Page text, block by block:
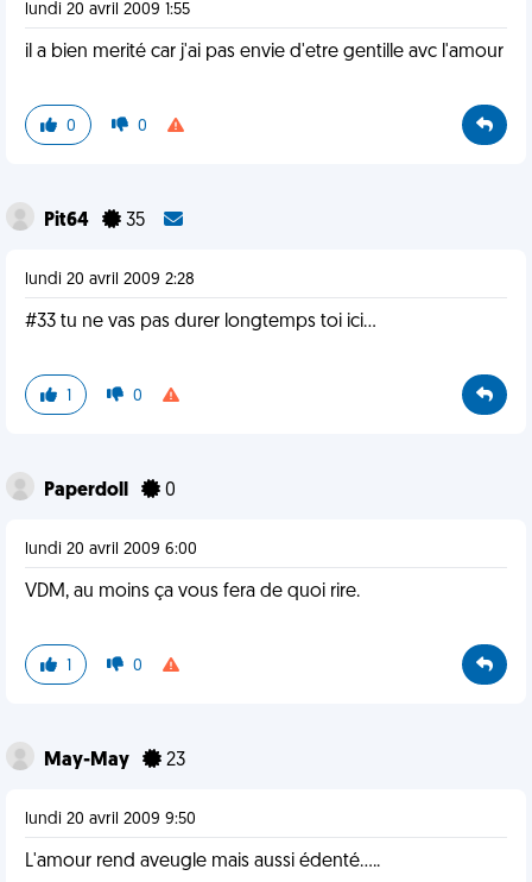
lundi 20 avril 2009 1:55
il a bien merité car j'ai pas envie d'etre gentille avc l'amour
0 0
Pit64 35
lundi 20 avril 2009 2:28
#33 tu ne vas pas durer longtemps toi ici...
1 0
Paperdoll 0
lundi 20 avril 2009 6:00
VDM, au moins ça vous fera de quoi rire.
1 0
May-May 23
lundi 20 avril 2009 9:50
L'amour rend aveugle mais aussi édenté.....